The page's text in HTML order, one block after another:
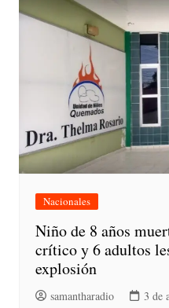
Nacionales
Niño de 8 años
crítico y 6 adultos
explosión
samantharadio 3 de